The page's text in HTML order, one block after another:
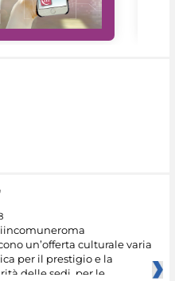
un’offerta culturale varia
per il prestigio e la
delle sedi, per le